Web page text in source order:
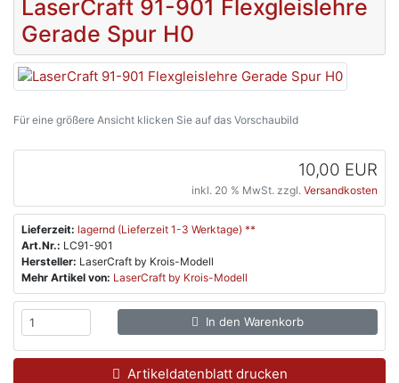
LaserCraft 91-901 Flexgleislehre
Gerade Spur H0
Für eine größere Ansicht klicken Sie auf das Vorschaubild
10,00 EUR
inkl. 20 % MwSt. zzgl. Versandkosten
Lieferzeit: lagernd (Lieferzeit 1-3 Werktage) **
Art.Nr.: LC91-901
Hersteller: LaserCraft by Krois-Modell
Mehr Artikel von: LaserCraft by Krois-Modell
In den Warenkorb
Artikeldatenblatt drucken